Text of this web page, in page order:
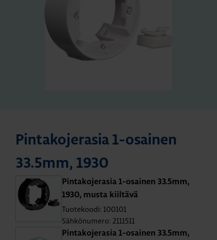
Pin­ta­ko­je­ra­sia 1-osai­nen
33.5mm, 1930
Pin­ta­ko­je­ra­sia 1-osai­nen 33.5mm,
1930, musta kiil­tä­vä
Tuotekoodi: 100101
Sähkönumero: 2111511
Pin­ta­ko­je­ra­sia 1-osai­nen 33.5mm,